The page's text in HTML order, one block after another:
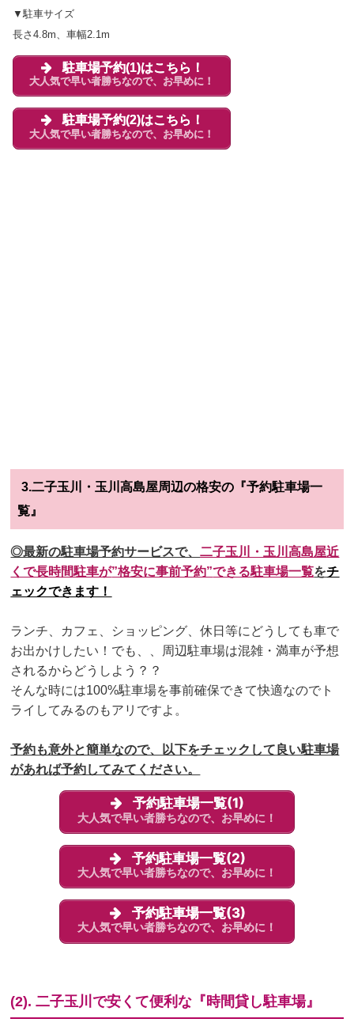
▼駐車サイズ
長さ4.8m、車幅2.1m
駐車場予約(1)はこちら！
大人気で早い者勝ちなので、お早めに！
駐車場予約(2)はこちら！
大人気で早い者勝ちなので、お早めに！
3.二子玉川・玉川高島屋周辺の格安の『予約駐車場一
覧』
◎最新の駐車場予約サービスで、二子玉川・玉川高島屋近
くで長時間駐車が”格安に事前予約”できる駐車場一覧をチ
ェックできます！
ランチ、カフェ、ショッピング、休日等にどうしても車で
お出かけしたい！でも、、周辺駐車場は混雑・満車が予想
されるからどうしよう？？
そんな時には100%駐車場を事前確保できて快適なのでト
ライしてみるのもアリですよ。
予約も意外と簡単なので、以下をチェックして良い駐車場
があれば予約してみてください。
予約駐車場一覧(1)
大人気で早い者勝ちなので、お早めに！
予約駐車場一覧(2)
大人気で早い者勝ちなので、お早めに！
予約駐車場一覧(3)
大人気で早い者勝ちなので、お早めに！
(2). 二子玉川で安くて便利な『時間貸し駐車場』